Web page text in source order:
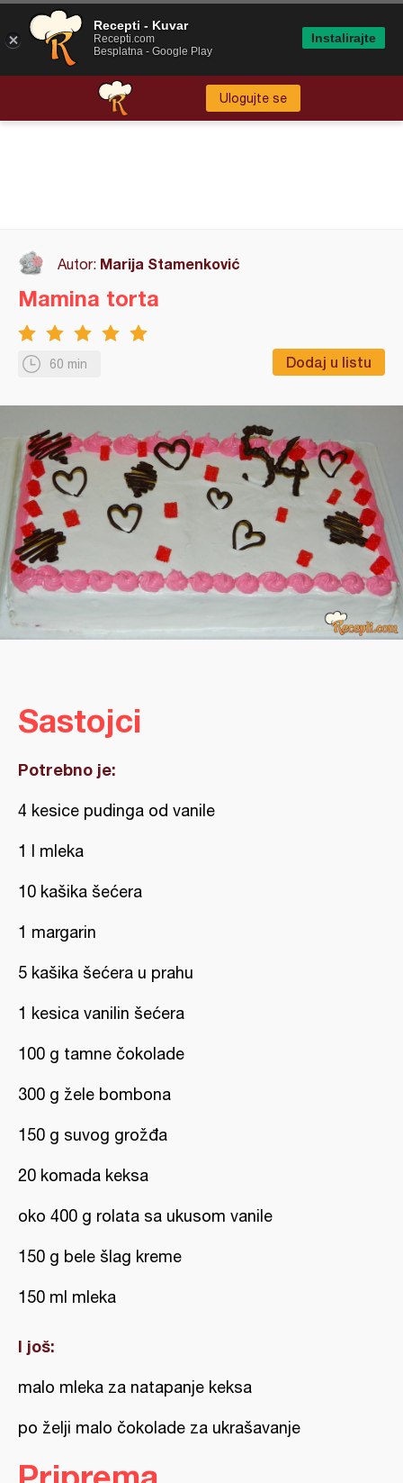
Ulogujte se
Autor: Marija Stamenković
60 min Dodaj u listu
Mamina torta
Sastojci
Potrebno je:
4 kesice pudinga od vanile
1 l mleka
10 kašika šećera
1 margarin
5 kašika šećera u prahu
1 kesica vanilin šećera
100 g tamne čokolade
300 g žele bombona
150 g suvog grožđa
20 komada keksa
oko 400 g rolata sa ukusom vanile
150 g bele šlag kreme
150 ml mleka
I još:
malo mleka za natapanje keksa
po želji malo čokolade za ukrašavanje
Recepti - Kuvar
Recepti.com
Besplatna - Google Play
Instalirajte